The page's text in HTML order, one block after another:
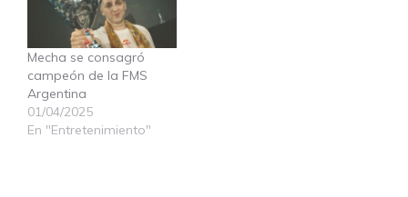
Mecha se consagró
campeón de la FMS
Argentina
01/04/2025
En "Entretenimiento"